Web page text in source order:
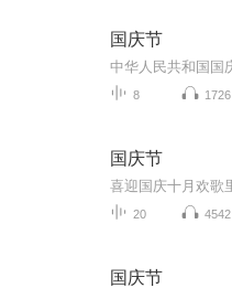
国庆节
8 1726
国庆节
20 4542
国庆节